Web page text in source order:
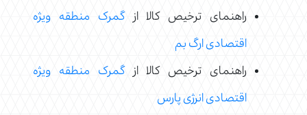
راهنمای ترخیص کالا ازگمرک منطقه ویژه
اقتصادی ارگ بم
راهنمای ترخیص کالا ازگمرک منطقه ویژه
اقتصادی انرژی پارس